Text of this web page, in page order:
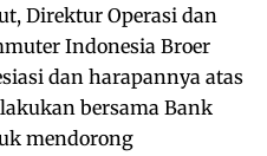
Direktur Operasi dan
Indonesia Broer
dan harapannya atas
bersama Bank
mendorong